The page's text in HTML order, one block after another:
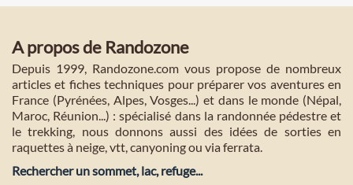
A propos de Randozone
Depuis 1999, Randozone.com vous propose de nombreux
articles et fiches techniques pour préparer vos aventures en
France (Pyrénées, Alpes, Vosges...) et dans le monde (Népal,
Maroc, Réunion...) : spécialisé dans la randonnée pédestre et
le trekking, nous donnons aussi des idées de sorties en
raquettes à neige, vtt, canyoning ou via ferrata.
Rechercher un sommet, lac, refuge...